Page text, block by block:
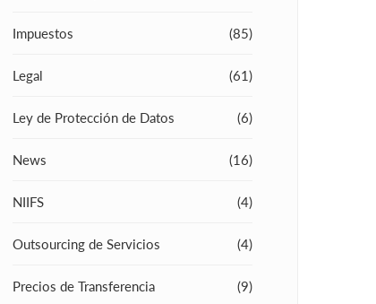
Impuestos (85)
Legal (61)
Ley de Protección de Datos (6)
News (16)
NIIFS (4)
Outsourcing de Servicios (4)
Precios de Transferencia (9)